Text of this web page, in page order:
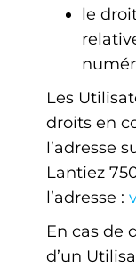
le
Les
droits en
l’adresse
Lantiez
l’adresse :
En cas de
d’un